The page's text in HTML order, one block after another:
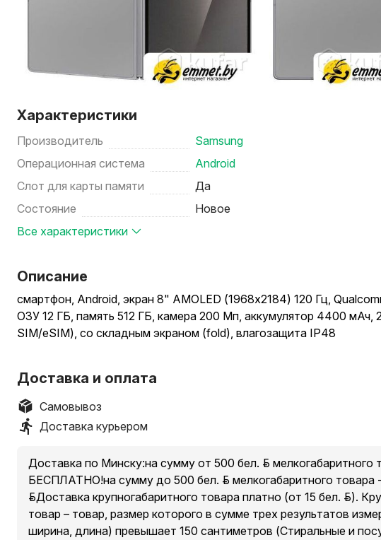
Характеристики
Производитель
Samsung
Операционная система
Android
Слот для карты памяти
Да
Состояние
Новое
Все характеристики
Описание
смартфон, Android, экран 8" AMOLED (1968x2184) 120 Гц,
ОЗУ 12 ГБ, память 512 ГБ, камера 200 Мп, аккумулятор 4400 мАч,
SIM/eSIM), со складным экраном (fold), влагозащита IP48
Доставка и оплата
Самовывоз
Доставка курьером
Доставка по Минску:на сумму от 500 бел. руб. мелкогабаритного
БЕСПЛАТНО!на сумму до 500 бел. руб. мелкогабаритного товара
руб.Доставка крупногабаритного товара платно (от 15 бел. руб.).
товар – товар, размер которого в сумме трех результатов
ширина, длина) превышает 150 сантиметров (Стиральные и